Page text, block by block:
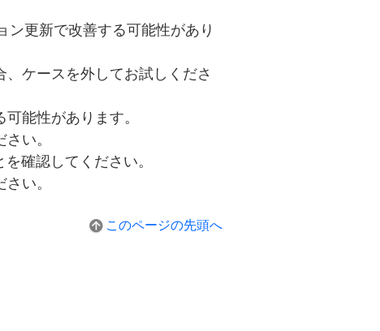
ン更新で改善する可能性があり
ケースを外してお試しくださ
能性があります。
い。
確認してください。
い。
このページの先頭へ